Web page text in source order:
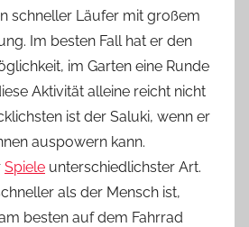
schneller Läufer mit großem
Im besten Fall hat er den
im Garten eine Runde
Aktivität alleine reicht nicht
ist der Saluki, wenn er
auspowern kann.
Spiele unterschiedlichster Art.
als der Mensch ist,
besten auf dem Fahrrad